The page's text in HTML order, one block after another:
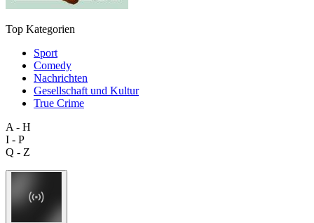
Top Kategorien
Sport
Comedy
Nachrichten
Gesellschaft und Kultur
True Crime
A - H
I - P
Q - Z